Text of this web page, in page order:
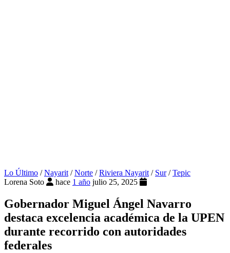
Lo Último /Nayarit/Norte /Riviera Nayarit/ Sur/Tepic
Lorena Soto
hace 1 año julio 25, 2025
Gobernador Miguel Ángel Navarro
destaca excelencia académica de la UPEN
durante recorrido con autoridades
federales